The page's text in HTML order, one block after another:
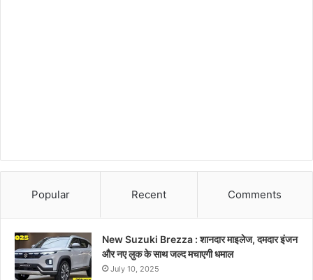
Popular Recent Comments
New Suzuki Brezza : शानदार माइलेज, दमदार इंजन
और नए लुक के साथ जल्द मचाएगी धमाल
July 10, 2025